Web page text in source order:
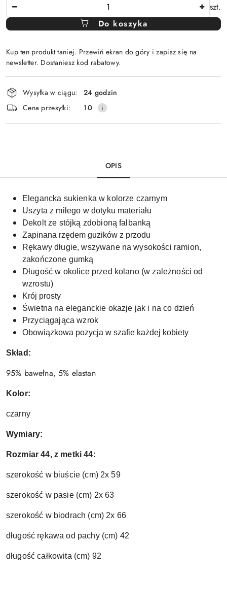
szt.
Do koszyka
Kup ten produkt taniej. Przewiń ekran do góry i zapisz się na
newsletter. Dostaniesz kod rabatowy.
Dostępność
i
dostawa
Wysyłka w ciągu:
24 godzin
Cena przesyłki:
10
OPIS
Elegancka sukienka w kolorze czarnym
Uszyta z miłego w dotyku materiału
Dekolt ze stójką zdobioną falbanką
Zapinana rzędem guzików z przodu
Rękawy długie, wszywane na wysokości ramion,
zakończone gumką
Długość w okolice przed kolano (w zależności od
wzrostu)
Krój prosty
Świetna na eleganckie okazje jak i na co dzień
Przyciągająca wzrok
Obowiązkowa pozycja w szafie każdej kobiety
Skład:
95% bawełna, 5% elastan
Kolor:
czarny
Wymiary:
Rozmiar 44, z metki 44:
szerokość w biuście (cm) 2x 59
szerokość w pasie (cm) 2x 63
szerokość w biodrach (cm) 2x 66
długość rękawa od pachy (cm) 42
długość całkowita (cm) 92